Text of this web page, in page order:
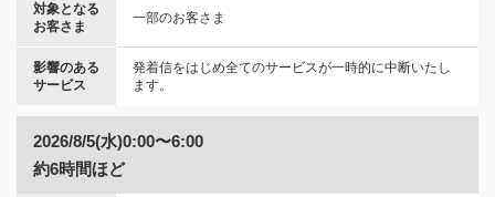
対象となる
お客さま
一部のお客さま
影響のある
サービス
発着信をはじめ全てのサービスが一時的に中断いたし
ます。
2026/8/5(水)0:00〜6:00
約6時間ほど